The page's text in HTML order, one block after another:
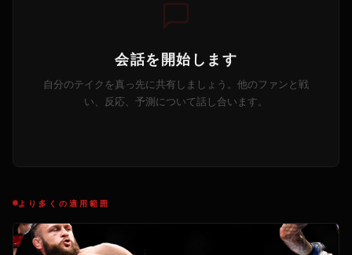
会話を開始します
自分のテイクを真っ先に共有しましょう。他のファンと戦
い、反応、予測について話し合います。
より多くの適用範囲